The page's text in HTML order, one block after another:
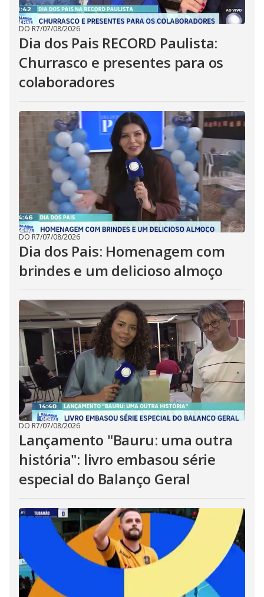
DO R7/07/08/2026
Dia dos Pais RECORD Paulista:
Churrasco e presentes para os
colaboradores
DO R7/07/08/2026
Dia dos Pais: Homenagem com
brindes e um delicioso almoço
DO R7/07/08/2026
Lançamento "Bauru: uma outra
história": livro embasou série
especial do Balanço Geral